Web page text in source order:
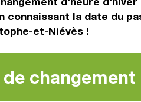
la date du
et-Niévès !
de